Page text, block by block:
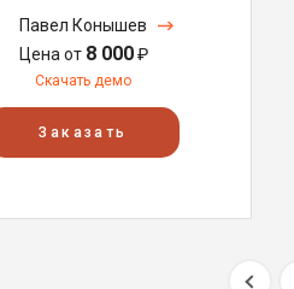
Павел Конышев
Цена от 8 000₽
Скачать демо
Заказать